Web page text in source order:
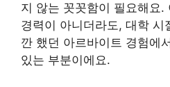
지 않는 꼿꼿함이 필요해요.
경력이 아니더라도, 대학 시
깐 했던 아르바이트 경험에
있는 부분이에요.